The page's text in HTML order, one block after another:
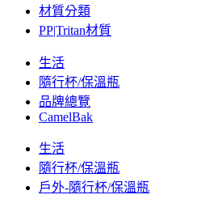
材質分類
PP|Tritan材質
生活
隨行杯/保溫瓶
品牌總覽
CamelBak
生活
隨行杯/保溫瓶
戶外-隨行杯/保溫瓶